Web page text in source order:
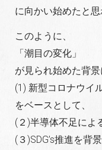
に向かい始めたと思
このように、
「潮目の変化」
が見られ始めた背景
(1) 新型コロナウイ
をベースとして、
(２)半導体不足によ
(３)SDG’s推進を背